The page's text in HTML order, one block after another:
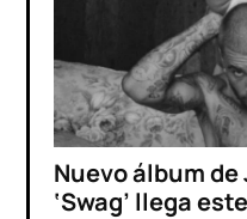
Nuevo álbum
‘Swag’ llega